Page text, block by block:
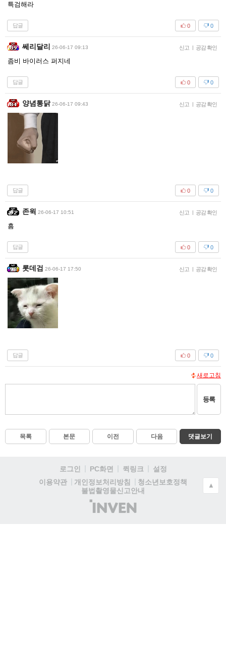
특검해라
답글 0
0
쎄리달리 26-06-17 09:13 신고 | 공감 확인
좀비 바이러스 퍼지네
답글 0
0
양념통닭 26-06-17 09:43 신고 | 공감 확인
답글 0
0
존윅 26-06-17 10:51 신고 | 공감 확인
흠
답글 0
0
롯데검 26-06-17 17:50 신고 | 공감 확인
답글 0
0
새로고침
등록
목록 본문 이전 다음 댓글보기
로그인 PC화면 퀵링크
설정
이용약관
개인정보처리방침
청소년보호정책
불법촬영물신고안내
(주)
인
▲